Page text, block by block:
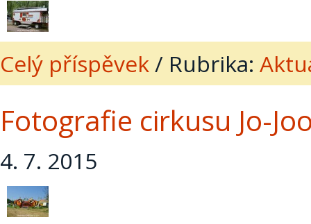
Celý příspěvek/ Rubrika:
Fotografie cirkusu Jo-
4. 7. 2015